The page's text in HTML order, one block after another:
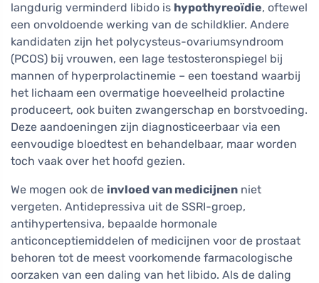
langdurig verminderd libido is hypothyreoïdie, oftewel
een onvoldoende werking van de schildklier. Andere
kandidaten zijn het polycysteus-ovariumsyndroom
(PCOS) bij vrouwen, een lage testosteronspiegel bij
mannen of hyperprolactinemie – een toestand waarbij
het lichaam een overmatige hoeveelheid prolactine
produceert, ook buiten zwangerschap en borstvoeding.
Deze aandoeningen zijn diagnosticeerbaar via een
eenvoudige bloedtest en behandelbaar, maar worden
toch vaak over het hoofd gezien.
We mogen ook de invloed van medicijnen niet
vergeten. Antidepressiva uit de SSRI-groep,
antihypertensiva, bepaalde hormonale
anticonceptiemiddelen of medicijnen voor de prostaat
behoren tot de meest voorkomende farmacologische
oorzaken van een daling van het libido. Als de daling